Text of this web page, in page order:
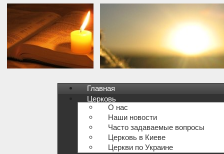
Главная
Церковь
О нас
Наши новости
Часто задаваемые вопросы
Церковь в Киеве
Церкви по Украине